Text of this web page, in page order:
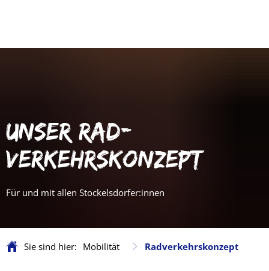
UNSER RAD-
VERKEHRSKONZEPT
Für und mit allen Stockelsdorfer:innen
Sie sind hier: Mobilität Radverkehrskonzept